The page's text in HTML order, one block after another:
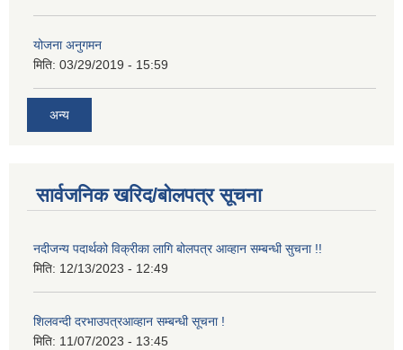
योजना अनुगमन
मिति: 03/29/2019 - 15:59
अन्य
सार्वजनिक खरिद/बोलपत्र सूचना
नदीजन्य पदार्थको विक्रीका लागि बोलपत्र आव्हान सम्बन्धी सुचना !!
मिति: 12/13/2023 - 12:49
शिलवन्दी दरभाउपत्रआव्हान सम्बन्धी सूचना !
मिति: 11/07/2023 - 13:45